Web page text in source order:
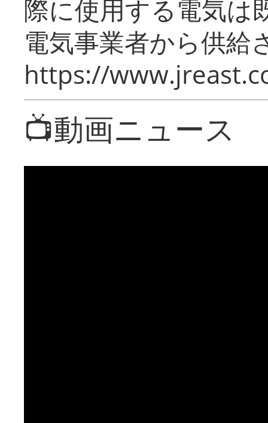
際に使用する電気は
電気事業者から供給
https://
📺動画ニュース